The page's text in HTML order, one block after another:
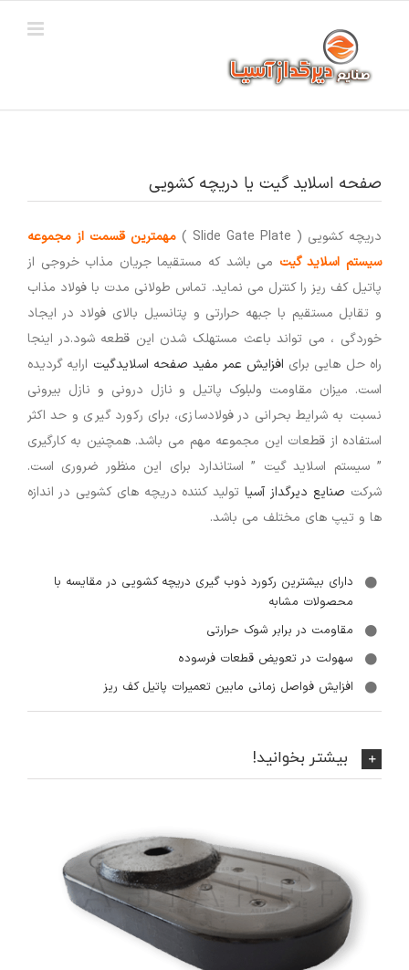
صفحه اسلاید گیت یا دریچه کشویی
دریچه کشویی ( Slide Gate Plate )
مهمترین قسمت از مجموعه
سیستم اسلاید گیت می باشد که مستقیما جریان مذاب خروجی از
پاتیل کف ریز را کنترل می نماید. تماس طولانی مدت با فولاد مذاب
و تقابل مستقیم با جبهه حرارتی و پتانسیل بالای فولاد در ایجاد
خوردگی ، می تواند باعث مستهلک شدن این قطعه شود.در اینجا
راه حل هایی برای افزایش عمر مفید صفحه اسلایدگیت ارایه گردیده
است. میزان مقاومت ولبلوک پاتیل و نازل درونی و نازل بیرونی
نسبت به شرایط بحرانی در فولادسازی، برای رکورد گیری و حد اکثر
استفاده از قطعات این مجموعه مهم می باشد. همچنین به کارگیری
” سیستم اسلاید گیت ” استاندارد برای این منظور ضروری است.
شرکت صنایع دیرگداز آسیاتولید کننده دریچه های کشویی در اندازه
ها و تیپ های مختلف می باشد.
دارای بیشترین رکورد ذوب گیری دریچه کشویی در مقایسه با
محصولات مشابه
مقاومت در برابر شوک حرارتی
سهولت در تعویض قطعات فرسوده
افزایش فواصل زمانی مابین تعمیرات پاتیل کف ریز
بیشتر بخوانید!